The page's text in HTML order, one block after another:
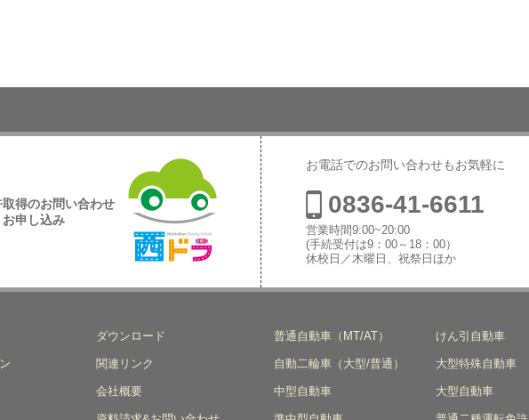
取得のお問い合わせ
申し込み
校
お電話でのお問い合わせもお気軽に
0836-41-6611
営業時間9:00~20:00
(手続受付は9：00～18：00）
休校日／木曜日、祝祭日ほか
ダウンロード
関連リンク
会社概要
普通自動車（MT/AT）
自動二輪車（大型/普通）
中型自動車
けん引自動車
大型特殊自動車
大型自動車